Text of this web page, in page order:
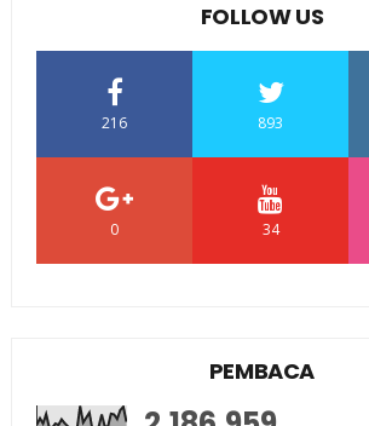
FOLLOW US
216 893
0 34
PEMBACA